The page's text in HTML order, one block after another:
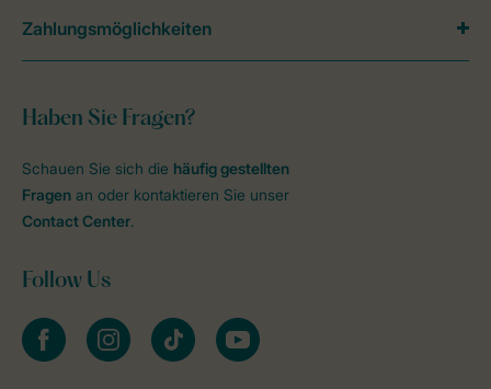
Haben Sie Fragen?
Schauen Sie sich die häufig gestellten
Fragen an oder kontaktieren Sie unser
Contact Center.
Follow Us
facebookinstagramtiktok youtube
Zahlungsmöglichkeiten